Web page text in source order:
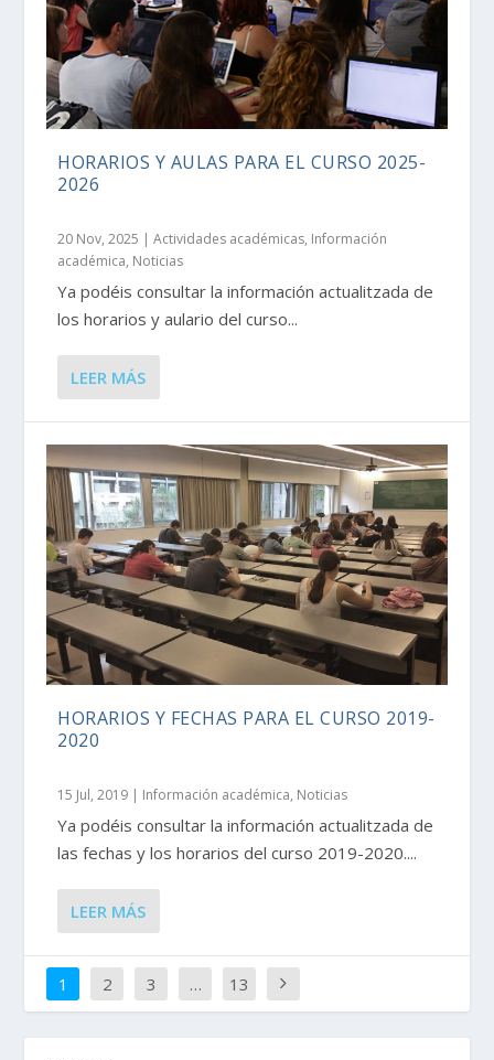
HORARIOS Y AULAS PARA EL CURSO 2025-
2026
20 Nov, 2025 |Actividades académicas, Información
académica, Noticias
Ya podéis consultar la información actualitzada de
los horarios y aulario del curso...
LEER MÁS
HORARIOS Y FECHAS PARA EL CURSO 2019-
2020
15 Jul, 2019 | Información académica, Noticias
Ya podéis consultar la información actualitzada de
las fechas y los horarios del curso 2019-2020....
LEER MÁS
1 2 3 … 13